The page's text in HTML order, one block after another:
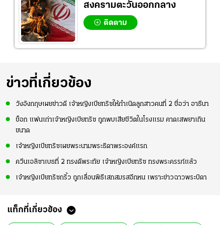
สงครามตะวันออกกลาง
ติดตาม
ข่าวที่เกี่ยวข้อง
วังอังกฤษเผยข่าวดี เจ้าหญิงเบียทริซให้กำเนิดลูกสาวคนที่ 2 ชื่อว่า อาธีนา
ช็อก แฟนเก่าเจ้าหญิงเบียทริซ ถูกพบเสียชีวิตในโรงแรม คาดเสพยาเกิน
ขนาด
เจ้าหญิงเบียทริซเผยพระนามพระธิดาพระองค์แรก
ควีนเอลิซาเบธที่ 2 ทรงดีพระทัย เจ้าหญิงเบียทริซ ทรงพระครรภ์แล้ว
เจ้าหญิงเบียทริซกริ้ว ถูกเลื่อนพิธีเสกสมรสอีกหน เพราะข่าวฉาวพระบิดา
แท็กที่เกี่ยวข้อง